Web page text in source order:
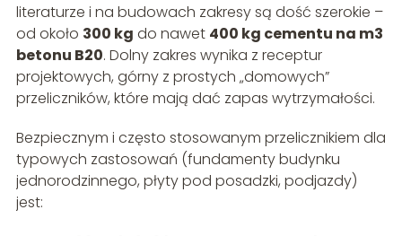
literaturze i na budowach zakresy są dość szerokie –
od około 300 kg do nawet 400 kg cementu na m3
betonu B20. Dolny zakres wynika z receptur
projektowych, górny z prostych „domowych”
przeliczników, które mają dać zapas wytrzymałości.
Bezpiecznym i często stosowanym przelicznikiem dla
typowych zastosowań (fundamenty budynku
jednorodzinnego, płyty pod posadzki, podjazdy)
jest: